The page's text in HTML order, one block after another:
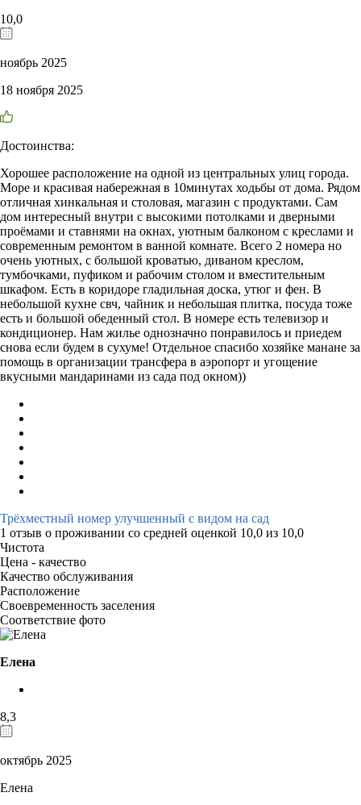
10,0
ноябрь 2025
18 ноября 2025
Достоинства:
Хорошее расположение на одной из центральных улиц города.
Море и красивая набережная в 10минутах ходьбы от дома. Рядом
отличная хинкальная и столовая, магазин с продуктами. Сам
дом интересный внутри с высокими потолками и дверными
проёмами и ставнями на окнах, уютным балконом с креслами и
современным ремонтом в ванной комнате. Всего 2 номера но
очень уютных, с большой кроватью, диваном креслом,
тумбочками, пуфиком и рабочим столом и вместительным
шкафом. Есть в коридоре гладильная доска, утюг и фен. В
небольшой кухне свч, чайник и небольшая плитка, посуда тоже
есть и большой обеденный стол. В номере есть телевизор и
кондиционер. Нам жилье однозначно понравилось и приедем
снова если будем в сухуме! Отдельное спасибо хозяйке манане за
помощь в организации трансфера в аэропорт и угощение
вкусными мандаринами из сада под окном))
Трёхместный номер улучшенный с видом на сад
1 отзыв о проживании со средней оценкой 10,0 из 10,0
Чистота
Цена - качество
Качество обслуживания
Расположение
Своевременность заселения
Соответствие фото
Елена
8,3
октябрь 2025
Елена